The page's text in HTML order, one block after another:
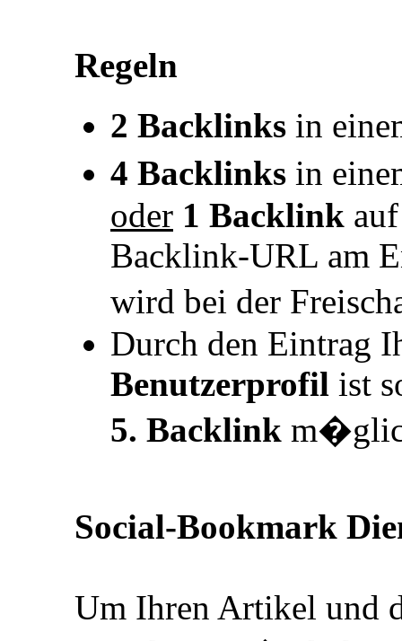
Regeln
2 Backlinks in
4 Backlinks in
oder 1 Backlink
Backlink-URL am
wird bei der
Durch den Eintrag
Benutzerprofil ist
5. Backlink
Social-Bookmark
Um Ihren Artikel und